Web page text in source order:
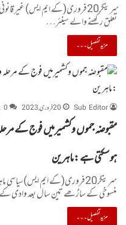
سرینگر20فروری(کے ایم ایس) غیر
تعلق رکھنے والے سینئر…
مزید تفصیل۔۔۔
Sub Editor
20 فروری, 2023 0
مقبوضہ جموں وکشمیرمیں فوج کے مرحلہ
ہوسکتی ہے :ماہرین
سرینگر20فروری(کے ایم
منسوخی کے ساڑھے تین سال بعد وادی
مزید تفصیل۔۔۔